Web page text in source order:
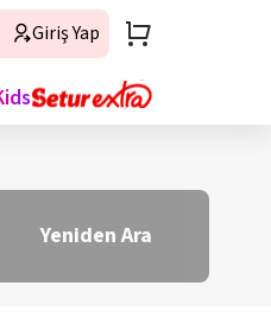
Giriş Yap
Yeniden Ara